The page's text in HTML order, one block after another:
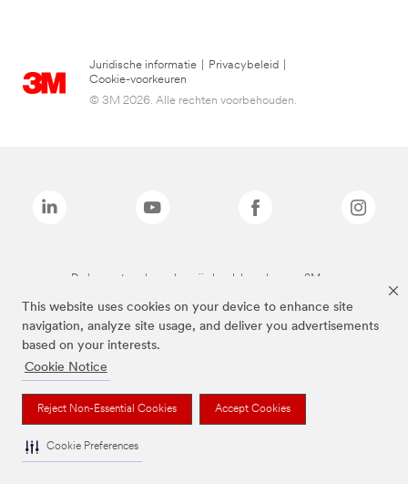
This website uses cookies on your device to enhance site
navigation, analyze site usage, and deliver you advertisements
based on your interests.
Cookie Notice
Reject Non-Essential Cookies Accept Cookies
Cookie Preferences
Juridische informatie Privacybeleid
Cookie-voorkeuren
© 3M 2026. Alle rechten voorbehouden.
De bovenstaande merken zijn handelsmerken van 3M.we